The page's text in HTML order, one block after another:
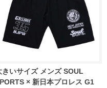
きいサイズ メンズ SOUL
× 新日本プロレス G1